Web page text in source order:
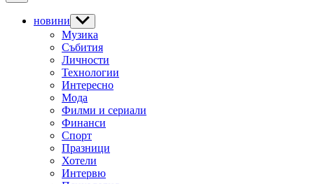
новини Show
sub
menu
Музика
Събития
Личности
Технологии
Интересно
Мода
Филми и сериали
Финанси
Спорт
Празници
Хотели
Интервю